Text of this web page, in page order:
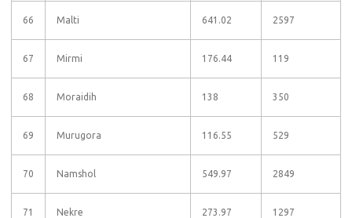
66 Malti 641.02 2597
67 Mirmi 176.44 119
68 Moraidih 138 350
69 Murugora 116.55 529
70 Namshol 549.97 2849
71 Nekre 273.97 1297